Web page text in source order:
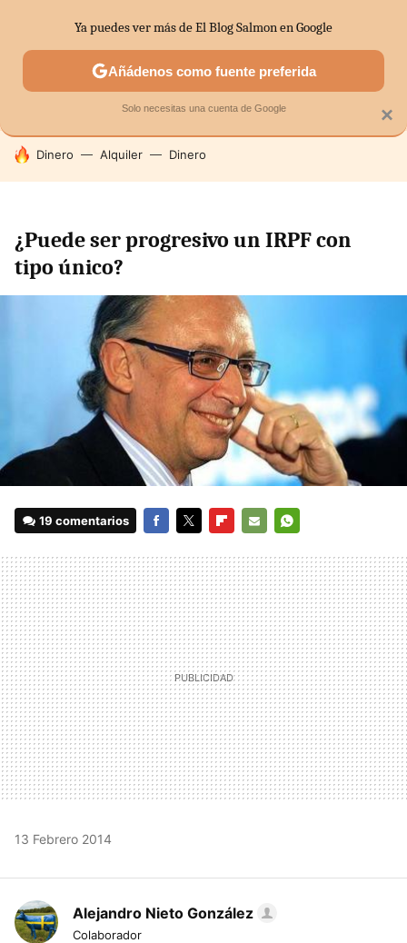
SECTORES ECONOMÍA DOMÉSTICA MERCADOS
HOY SE HABLA DE
Dinero Alquiler Dinero
¿Puede ser progresivo un IRPF con
tipo único?
19 comentarios
MAIL
13 Febrero 2014
Alejandro Nieto González
Colaborador
×
Ya puedes ver más de El Blog Salmon en Google
Añádenos como fuente preferida
Solo necesitas una cuenta de Google